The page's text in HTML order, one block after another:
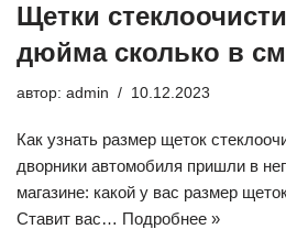
Щетки
дюйма сколько в см
автор: admin 10.12.2023
Как узнать размер щеток
дворники автомобиля пришли в
магазине: какой у вас размер
Ставит вас… Подробнее »